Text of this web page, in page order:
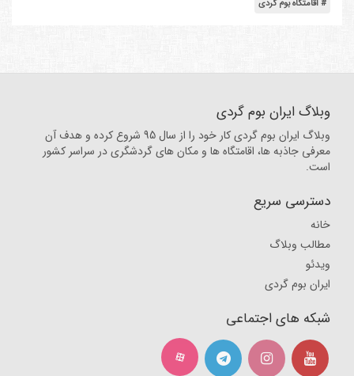
# اقامتگاه بوم گردی
وبلاگ ایران بوم گردی
وبلاگ ایران بوم گردی کار خود را از سال 95 شروع کرده و هدف آن
معرفی جاذبه ها، اقامتگاه ها و مکان های گردشگری در سراسر کشور
است.
دسترسی سریع
خانه
مطالب وبلاگ
ویدئو
ایران بوم گردی
شبکه های اجتماعی